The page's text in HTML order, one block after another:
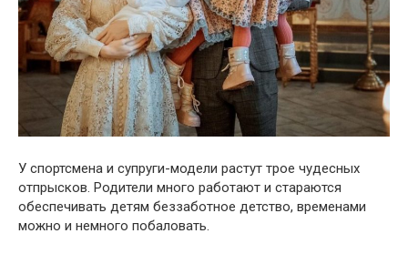
У спортсмена и супруги-модели растут трое чудесных
отпрысков. Родители много работают и стараются
обеспечивать детям беззаботное детство, временами
можно и немного побаловать.